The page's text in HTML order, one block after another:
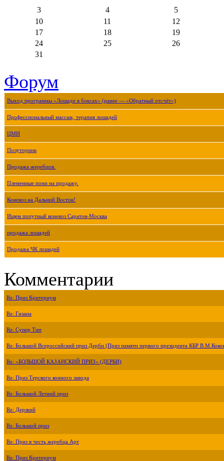
3 4
5
10
11
12
17
18
19
24
25
26
31
Форум
Выход программы «Лошади в боксах» (ранее — «Обратный отсчёт»)
Профессиональный массаж, терапия лошадей
ЦМИ
Полуторник
Продажа жеребцов.
Племенные пони на продажу.
Коневоз на Дальний Восток!
Ищем попутный коневоз Саратов-Москва
продажа лошадей
Продажа ЧК лошадей
Комментарии
Re: Приз Критериум
Re: Гизана
Re: Супер Тип
Re: Большой Всероссийский приз Дерби (Приз памяти первого президента КБР
Re: «БОЛЬШОЙ КАЗАНСКИЙ ПРИЗ» (ДЕРБИ)
Re: Приз Терского конного завода
Re: Большой Летний приз
Re: Дерзкий
Re: Большой приз
Re: Приз в честь жеребца Арт
Re: Приз Критериум